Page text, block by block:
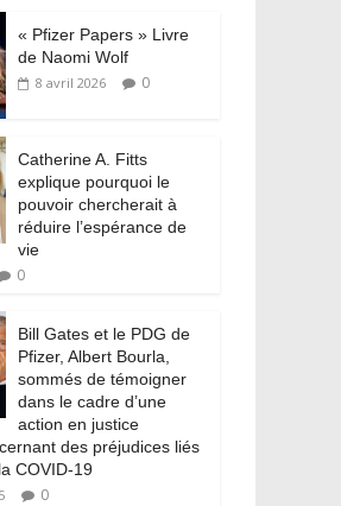
« Pfizer Papers » Livre
de Naomi Wolf
8 avril 2026 0
Catherine A. Fitts
explique pourquoi le
pouvoir chercherait à
réduire l’espérance de
vie
0
Bill Gates et le PDG de
Pfizer, Albert Bourla,
sommés de témoigner
dans le cadre d’une
action en justice
des préjudices liés
COVID-19
0